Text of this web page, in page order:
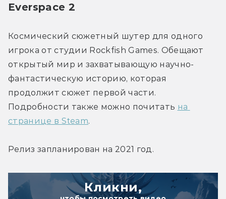
Everspace 2
Космический сюжетный шутер для одного
игрока от студии Rockfish Games. Обещают
открытый мир и захватывающую научно-
фантастическую историю, которая
продолжит сюжет первой части.
Подробности также можно почитать на
странице в Steam.
Релиз запланирован на 2021 год.
Кликни,